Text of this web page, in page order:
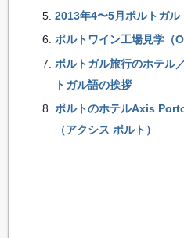
2013年4〜5月ポルトガル
ポルトワイン工場見学（
ポルトガル旅行のホテル
トガル語の挨拶
ポルトのホテルAxis
（アクシス ポルト）